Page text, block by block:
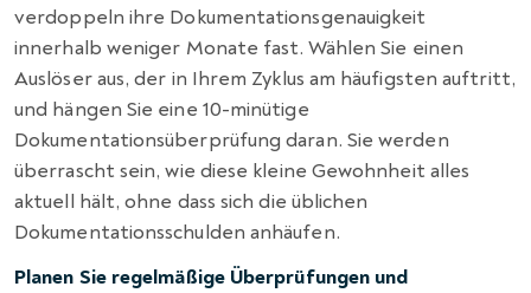
verdoppeln ihre Dokumentationsgenauigkeit
innerhalb weniger Monate fast. Wählen Sie einen
Auslöser aus, der in Ihrem Zyklus am häufigsten auftritt,
und hängen Sie eine 10-minütige
Dokumentationsüberprüfung daran. Sie werden
überrascht sein, wie diese kleine Gewohnheit alles
aktuell hält, ohne dass sich die üblichen
Dokumentationsschulden anhäufen.
Planen Sie regelmäßige Überprüfungen und